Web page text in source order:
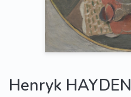
Henryk HAYDEN